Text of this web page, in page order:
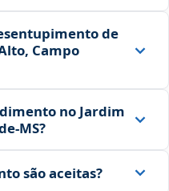
de
Campo
no Jardim
são aceitas?